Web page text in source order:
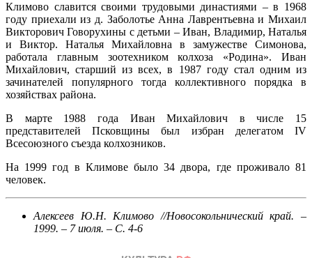
Климово славится своими трудовыми династиями – в 1968
году приехали из д. Заболотье Анна Лаврентьевна и Михаил
Викторович Говорухины с детьми – Иван, Владимир, Наталья
и Виктор. Наталья Михайловна в замужестве Симонова,
работала главным зоотехником колхоза «Родина». Иван
Михайлович, старший из всех, в 1987 году стал одним из
зачинателей популярного тогда коллективного порядка в
хозяйствах района.
В марте 1988 года Иван Михайлович в числе 15
представителей Псковщины был избран делегатом IV
Всесоюзного съезда колхозников.
На 1999 год в Климове было 34 двора, где проживало 81
человек.
Алексеев Ю.Н. Климово //Новосокольнический край. –
1999. – 7 июля. – С. 4-6